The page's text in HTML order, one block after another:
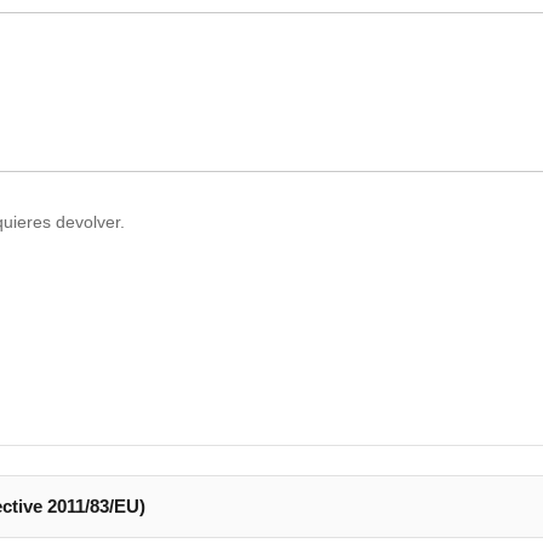
devolver.
2011/83/EU)